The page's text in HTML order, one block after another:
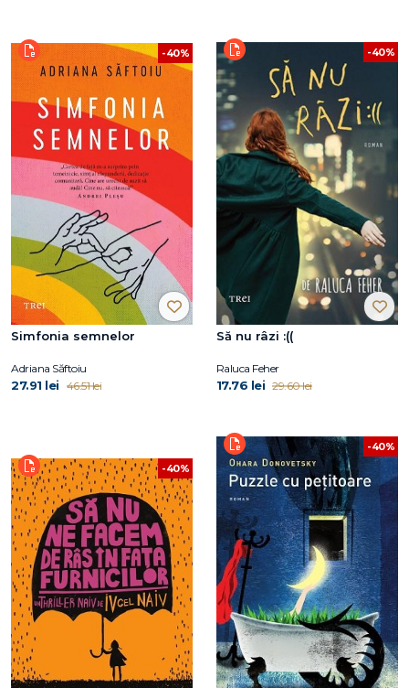
-40%
Simfonia semnelor
Adriana Săftoiu
27.91 lei 46.51 lei
-40%
Să nu râzi :((
Raluca Feher
17.76 lei 29.60 lei
-40%
-40%